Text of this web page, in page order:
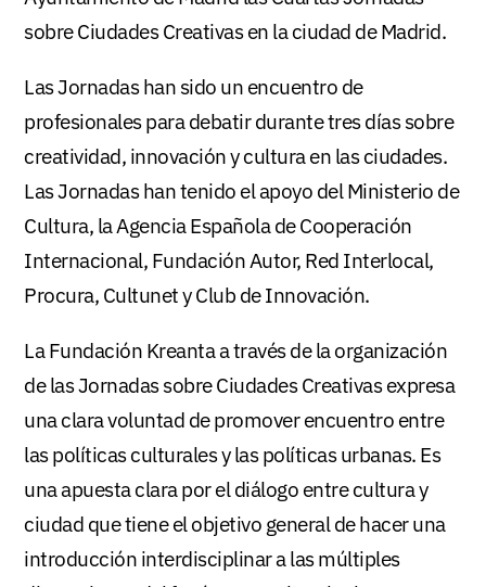
sobre Ciudades Creativas en la ciudad de Madrid.
Las Jornadas han sido un encuentro de
profesionales para debatir durante tres días sobre
creatividad, innovación y cultura en las ciudades.
Las Jornadas han tenido el apoyo del Ministerio de
Cultura, la Agencia Española de Cooperación
Internacional, Fundación Autor, Red Interlocal,
Procura, Cultunet y Club de Innovación.
La Fundación Kreanta a través de la organización
de las Jornadas sobre Ciudades Creativas expresa
una clara voluntad de promover encuentro entre
las políticas culturales y las políticas urbanas. Es
una apuesta clara por el diálogo entre cultura y
ciudad que tiene el objetivo general de hacer una
introducción interdisciplinar a las múltiples